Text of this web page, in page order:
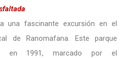
una fascinante excursión en el
de Ranomafana. Este parque
en 1991, marcado por el